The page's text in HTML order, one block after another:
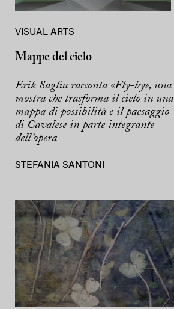
VISUAL ARTS
Mappe del cielo
Erik Saglia racconta «Fly-by», una
mostra che trasforma il cielo in una
mappa di possibilità e il paesaggio
di Cavalese in parte integrante
dell’opera
STEFANIA SANTONI